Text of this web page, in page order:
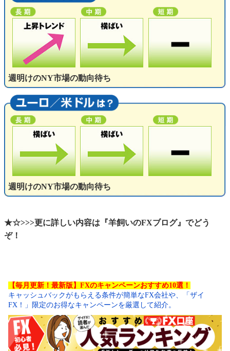
週明けのNY市場の動向待ち
週明けのNY市場の動向待ち
★☆>>>更に詳しい内容は『羊飼いのFXブログ』でどう
ぞ！
【毎月更新！最新版】FXのキャンペーンおすすめ10選！
キャッシュバックがもらえる条件が簡単なFX会社や、「ザイ
FX！」限定のお得なキャンペーンを厳選して紹介。